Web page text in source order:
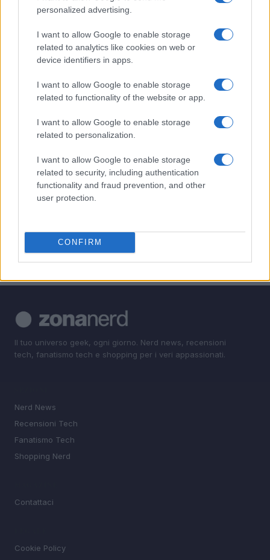
personalized advertising.
I want to allow Google to enable storage
related to analytics like cookies on web or
device identifiers in apps.
I want to allow Google to enable storage
related to functionality of the website or app.
I want to allow Google to enable storage
related to personalization.
I want to allow Google to enable storage
related to security, including authentication
functionality and fraud prevention, and other
user protection.
CONFIRM
PIÙ LETTI
Il mercato dell’intelligenza artificiale in Italia nel 2024:
un balzo verso il futuro
riconoscere le fake news
Unici per Massimizzare il Ritorno Economico
Star Wars: The Mandalorian and Grogu conquista il
pubblico digitale dopo l’uscita in sala
Il tuo universo geek, ogni giorno. Nerd news, recensioni
tech, fanatismo tech e shopping per i veri appassionati.
Nerd News
Recensioni Tech
Fanatismo Tech
Shopping Nerd
Contattaci
Cookie Policy